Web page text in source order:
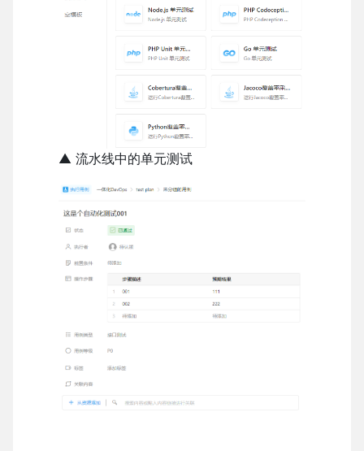
▲ 流水线中的单元测试